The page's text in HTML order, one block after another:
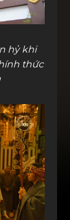
hỷ khi
thức